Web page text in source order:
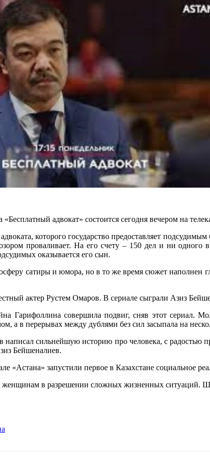
«Бесплатный адвокат» состоится сегодня вечером на
которого государство предоставляет
проваливает. На его счету – 150 дел и ни
оказывается его сын.
сатиры и юмора, но в то же время сюжет наполнен
актер Рустем Омаров. В сериале сыграли Азиз
Гарифоллина совершила подвиг, сняв этот сериал.
а в перерывах между дублями без сил засыпала на
написал сильнейшую историю про человека, с радостью
Бейшеналиев.
«Астана» запустили первое в Казахстане социальное
женщинам в разрешении сложных жизненных ситуаций.